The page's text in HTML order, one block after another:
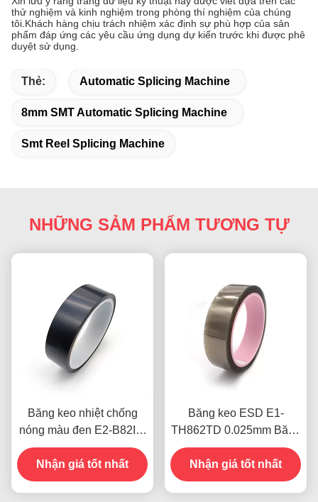
thử nghiệm và kinh nghiệm trong phòng thí nghiệm của chúng
tôi.Khách hàng chịu trách nhiệm xác định sự phù hợp của sản
phẩm đáp ứng các yêu cầu ứng dụng dự kiến trước khi được phê
duyệt sử dụng.
Thẻ: Automatic Splicing Machine
8mm SMT Automatic Splicing Machine
Smt Reel Splicing Machine
NHỮNG SẢM PHẨM TƯƠNG TỰ
Băng keo nhiệt chống
nóng màu đen E2-B82IB,
màng polyimide tĩnh điện
ESD thấp
Nhận giá tốt nhất
Băng keo ESD E1-
TH862TD 0.025mm Băng
keo Polyester trong suốt
2.il Dùng cho hàn PCB
Reflow
Nhận giá tốt nhất